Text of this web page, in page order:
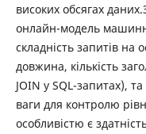
високих обсягах
онлайн-модель
складність запитів на
довжина, кількість
JOIN у SQL-запитах),
ваги для контролю
особливістю є